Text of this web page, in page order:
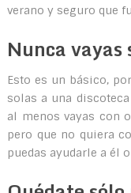
verano y seguro que
Nunca vayas
Esto es un básico,
solas a una
al menos vayas con
pero que no quiera
puedas ayudarle a él